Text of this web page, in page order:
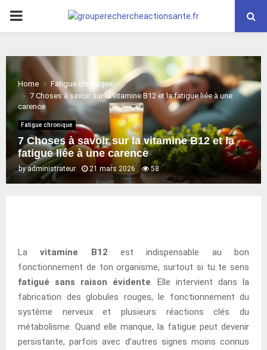
PRIMARY
Home
Fatigue chronique
7 Choses à savoir sur la vitamine B12 et la fatigue liée à une
carence
Fatigue chronique
7 Choses à savoir sur la vitamine B12 et la
fatigue liée à une carence
byadministrateur 21 mars 2026 58
Lavitamine B12 est indispensable au bon
fonctionnement de ton organisme, surtout si tu te sens
fatigué sans raison évidente . Elle intervient dans la
fabrication des globules rouges, le fonctionnement du
système nerveux et plusieurs réactions clés du
métabolisme. Quand elle manque, la fatigue peut devenir
persistante, parfois avec d’autres signes moins connus